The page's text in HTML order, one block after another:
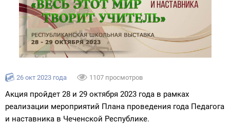
26 окт 2023 года 1107 просмотров
Акция пройдет 28 и 29 октября 2023 года в рамках
реализации мероприятий Плана проведения года Педагога
и наставника в Чеченской Республике.